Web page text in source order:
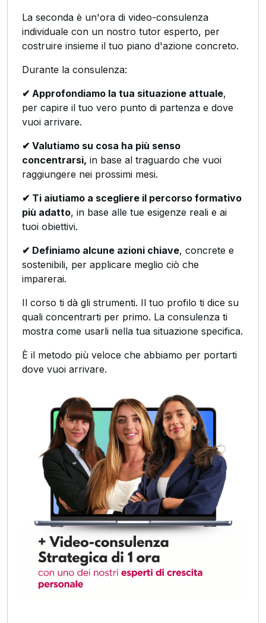
La seconda è un'ora di video-consulenza
individuale con un nostro tutor esperto, per
costruire insieme il tuo piano d'azione concreto.
Durante la consulenza:
✔ Approfondiamo la tua situazione attuale,
per capire il tuo vero punto di partenza e dove
vuoi arrivare.
✔ Valutiamo su cosa ha più senso
concentrarsi, in base al traguardo che vuoi
raggiungere nei prossimi mesi.
✔ Ti aiutiamo a scegliere il percorso formativo
più adatto, in base alle tue esigenze reali e ai
tuoi obiettivi.
✔ Definiamo alcune azioni chiave, concrete e
sostenibili, per applicare meglio ciò che
imparerai.
Il corso ti dà gli strumenti. Il tuo profilo ti dice su
quali concentrarti per primo. La consulenza ti
mostra come usarli nella tua situazione specifica.
È il metodo più veloce che abbiamo per portarti
dove vuoi arrivare.